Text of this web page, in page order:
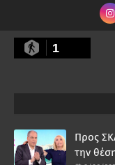
1
Προς
την